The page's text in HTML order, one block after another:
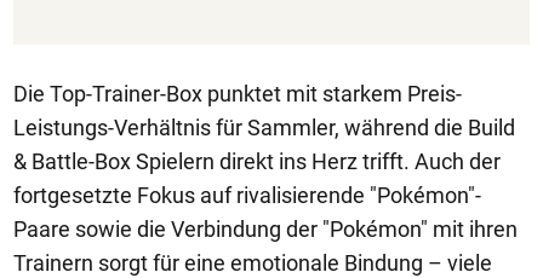
Die Top-Trainer-Box punktet mit starkem Preis-
Leistungs-Verhältnis für Sammler, während die Build
& Battle-Box Spielern direkt ins Herz trifft. Auch der
fortgesetzte Fokus auf rivalisierende "Pokémon"-
Paare sowie die Verbindung der "Pokémon" mit ihren
Trainern sorgt für eine emotionale Bindung – viele